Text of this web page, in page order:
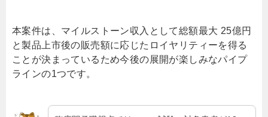
本案件は、マイルストーン収入として総額最大 25億円
と製品上市後の販売額に応じたロイヤリティーを得る
ことが決まっているため今後の展開が楽しみなパイプ
ラインの1つです。